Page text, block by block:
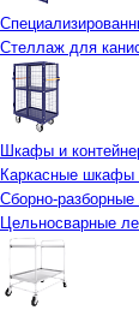
Стеллаж для
Шкафы и
Каркасные шкафы
Сборно-
Цельносварные